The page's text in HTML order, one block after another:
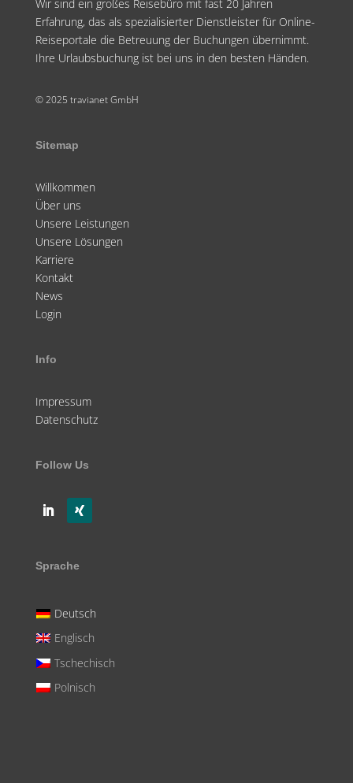
Wir sind ein großes Reisebüro mit fast 20 Jahren
Erfahrung, das als spezialisierter Dienstleister für Online-
Reiseportale die Betreuung der Buchungen übernimmt.
Ihre Urlaubsbuchung ist bei uns in den besten Händen.
© 2025 travianet GmbH
Sitemap
Willkommen
Über uns
Unsere Leistungen
Unsere Lösungen
Karriere
Kontakt
News
Login
Info
Impressum
Datenschutz
Follow Us
Sprache
Deutsch
Englisch
Tschechisch
Polnisch